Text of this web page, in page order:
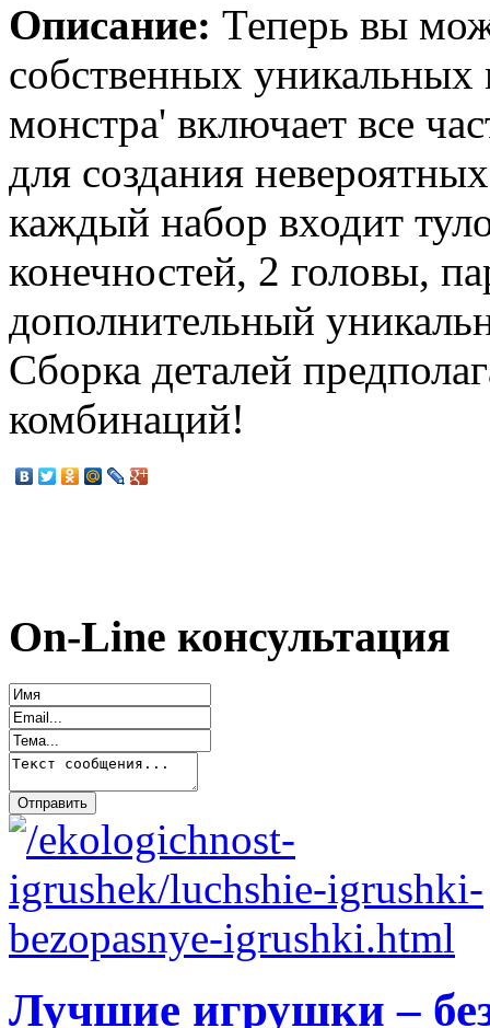
Описание: Теперь вы
собственных
монстра' включает все
для создания
каждый набор входит
конечностей, 2 головы,
дополнительный
Сборка деталей
комбинаций!
On-Line консультация
Лучшие игрушки –